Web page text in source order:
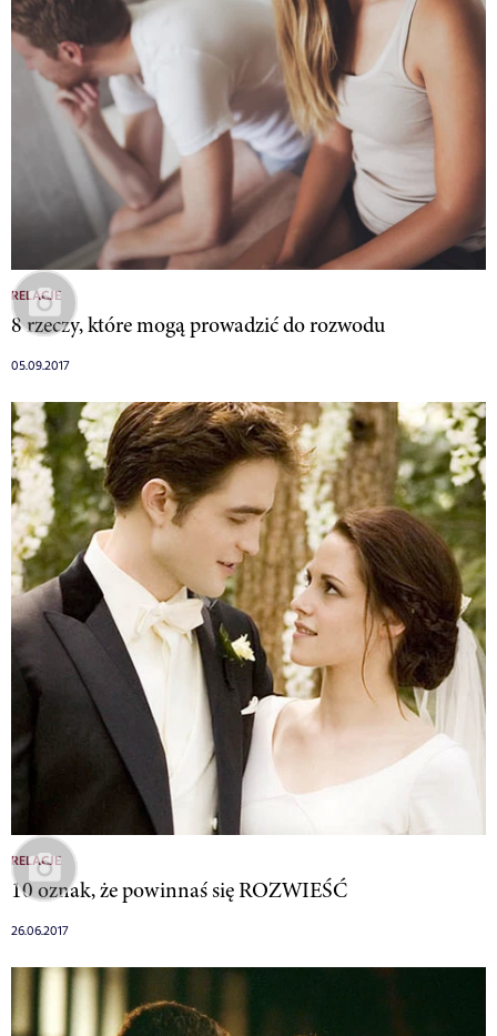
RELACJE
8 rzeczy, które mogą prowadzić do rozwodu
05.09.2017
RELACJE
10 oznak, że powinnaś się ROZWIEŚĆ
26.06.2017